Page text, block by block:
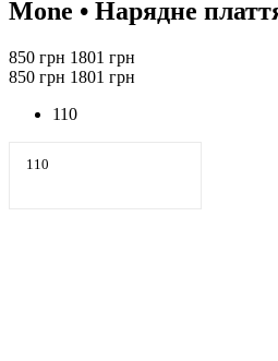
Mone • Нарядне
850 грн 1801 грн
850 грн 1801 грн
110
110